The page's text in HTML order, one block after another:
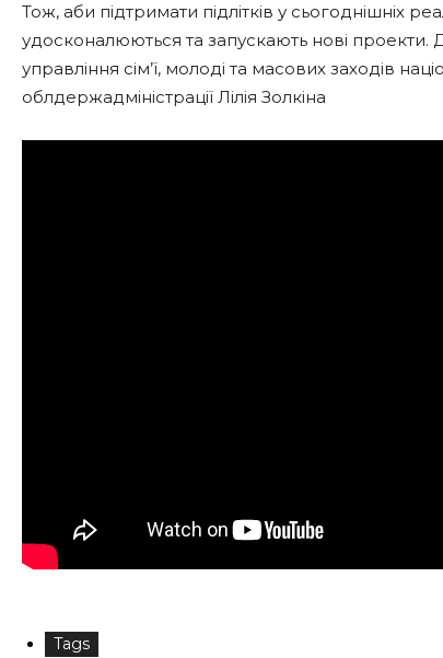
Тож, аби підтримати підлітків у сьогоднішніх
удосконалюються та запускають нові проекти.
управління сім’ї, молоді та масових заходів
облдержадміністрації Лілія Золкіна
Tags